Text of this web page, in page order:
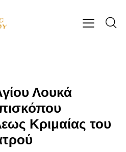
Λουκά
Κριμαίας του